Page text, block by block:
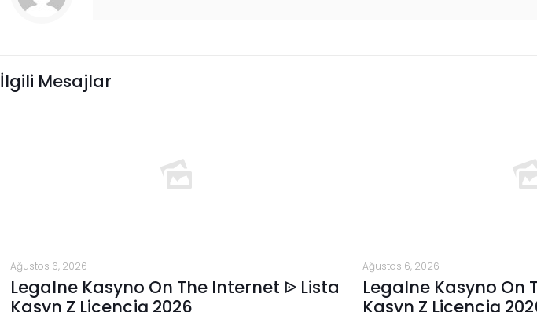
İlgili Mesajlar
Ağustos 6, 2026
Legalne Kasyno On The Internet ᐉ Lista
Kasyn Z Licencją 2026
Ağustos 6, 2026
Legalne Kasyno On
Kasyn Z Licencją